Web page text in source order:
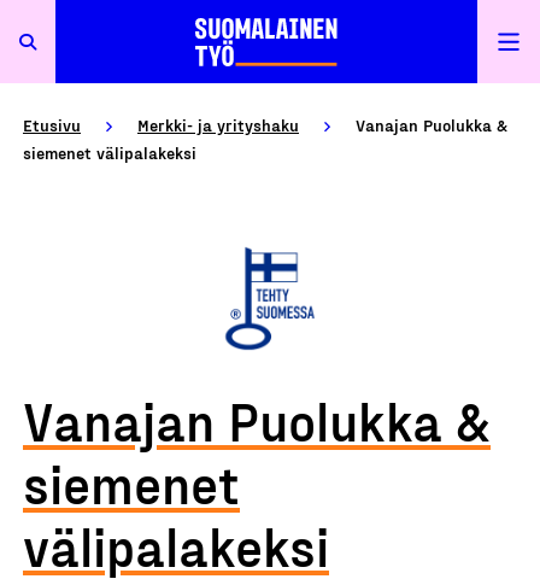
Etusivu Merkki- ja yrityshaku
Vanajan Puolukka &
siemenet välipalakeksi
Vanajan Puolukka &
siemenet
välipalakeksi